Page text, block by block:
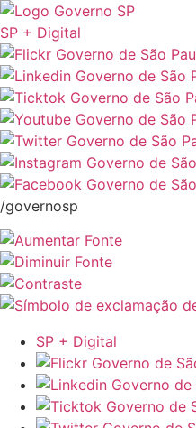
SP + Digital
/governosp
SP + Digital